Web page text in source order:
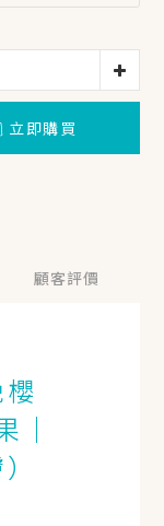
立即購買
顧客評價
｜